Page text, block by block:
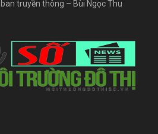
truyền thông – Bùi Ngọc Thu